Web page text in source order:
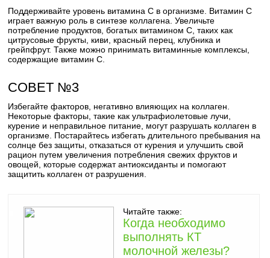
Поддерживайте уровень витамина С в организме. Витамин С
играет важную роль в синтезе коллагена. Увеличьте
потребление продуктов, богатых витамином С, таких как
цитрусовые фрукты, киви, красный перец, клубника и
грейпфрут. Также можно принимать витаминные комплексы,
содержащие витамин С.
СОВЕТ №3
Избегайте факторов, негативно влияющих на коллаген.
Некоторые факторы, такие как ультрафиолетовые лучи,
курение и неправильное питание, могут разрушать коллаген в
организме. Постарайтесь избегать длительного пребывания на
солнце без защиты, отказаться от курения и улучшить свой
рацион путем увеличения потребления свежих фруктов и
овощей, которые содержат антиоксиданты и помогают
защитить коллаген от разрушения.
Читайте также:
Когда необходимо
выполнять КТ
молочной железы?